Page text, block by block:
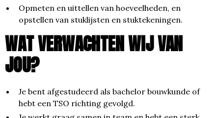
Opmeten en uittellen van hoeveelheden, en
opstellen van stuklijsten en stuktekeningen.
WAT VERWACHTEN WIJ VAN
JOU?
Je bent afgestudeerd als bachelor bouwkunde of
hebt een TSO richting gevolgd.